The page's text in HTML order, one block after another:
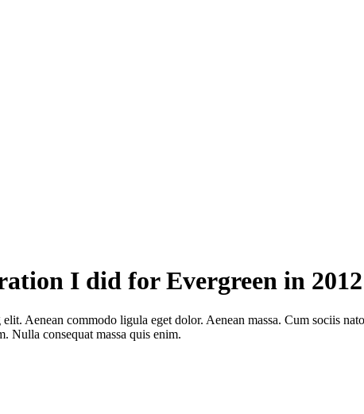
I did for Evergreen in 2012
Aenean commodo ligula eget dolor. Aenean massa. Cum sociis
Nulla consequat massa quis enim.